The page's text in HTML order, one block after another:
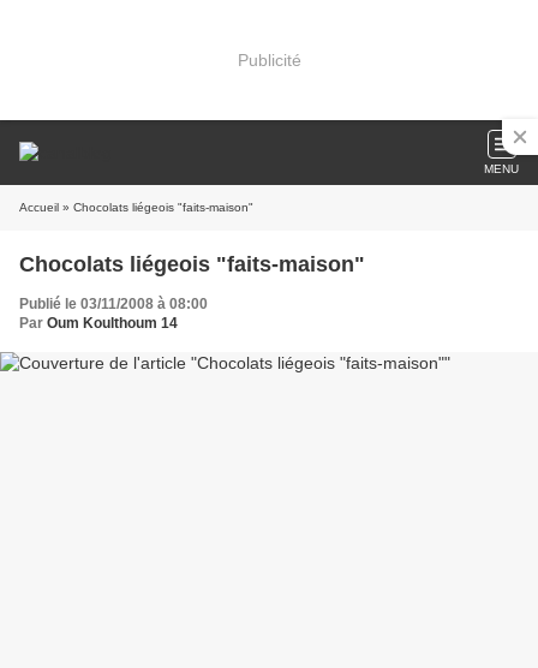
Publicité
MENU
Accueil » Chocolats liégeois "faits-maison"
Chocolats liégeois "faits-maison"
Publié le 03/11/2008 à 08:00
Par Oum Koulthoum 14